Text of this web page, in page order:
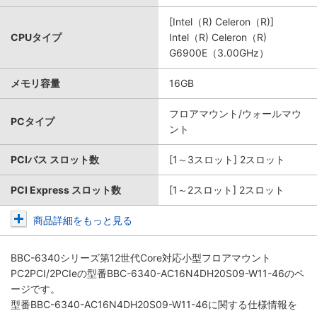
CPUタイプ
[Intel（R) Celeron（R)]
Intel（R) Celeron（R)
G6900E（3.00GHz）
メモリ容量 16GB
PCタイプ
フロアマウント/ウォールマウ
ント
PCIバス スロット数 [1～3スロット] 2スロット
PCI Express スロット数 [1～2スロット] 2スロット
商品詳細をもっと見る
BBC-6340シリーズ第12世代Core対応小型フロアマウント
PC2PCI/2PCIeの型番BBC-6340-AC16N4DH20S09-W11-46のペ
ージです。
型番BBC-6340-AC16N4DH20S09-W11-46に関する仕様情報を